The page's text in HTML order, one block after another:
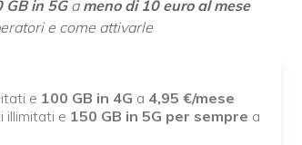
GB in 5Ga meno di 10 euro al mese
e come attivarle
e 100 GB in 4G a 4,95 €/mese
illimitati e 150 GB in 5G per sempre a